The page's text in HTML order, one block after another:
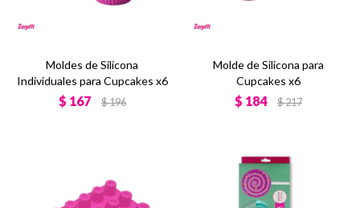
Moldes de Silicona
Individuales para Cupcakes x6
$ 167 $196
Molde de Silicona para
Cupcakes x6
$ 184 $217